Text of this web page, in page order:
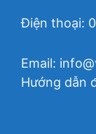
Điện thoại:
Email:
Hướng dẫn